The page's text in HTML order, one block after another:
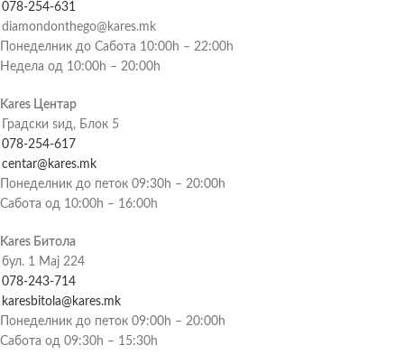
078-254-631
diamondonthego@kares.mk
Понеделник до Сабота 10:00h – 22:00h
Недела од 10:00h – 20:00h
Kares Центар
Градски ѕид, Блок 5
078-254-617
centar@kares.mk
Понеделник до петок 09:30h – 20:00h
Сабота од 10:00h – 16:00h
Kares Битола
бул. 1 Мај 224
078-243-714
karesbitola@kares.mk
Понеделник до петок 09:00h – 20:00h
Сабота од 09:30h – 15:30h